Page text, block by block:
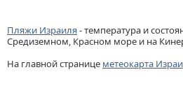
Пляжи Израиля- температура и
Средиземном, Красном море и на
На главной странице метеокарта